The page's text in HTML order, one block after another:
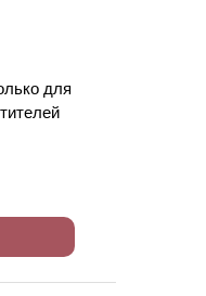
для